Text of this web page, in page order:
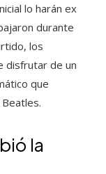
lo harán ex
durante
los
disfrutar de un
que
la